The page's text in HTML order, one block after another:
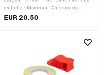
en Italie · Matériau: Chlorure de
polyvinyle (PVC) · Surface: brillant ·
EUR 20.50